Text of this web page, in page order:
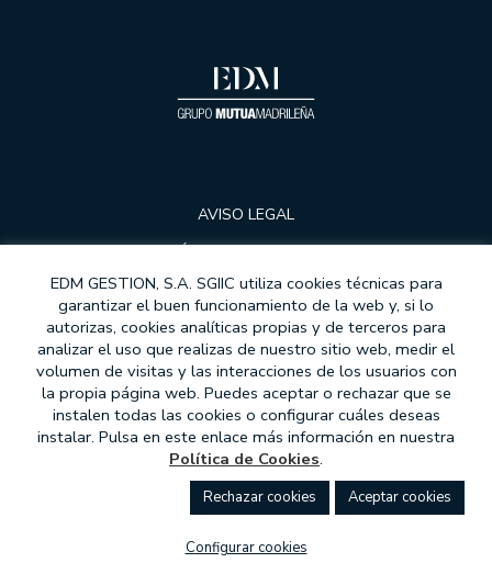
AVISO LEGAL
COOKIES
PROTECCIÓN DE DATOS
MODELOS DE CONTRATOS
MIFID
ATENCIÓN AL CLIENTE
COMPROMISO ÉTICO
CANAL DE DENUNCIAS
EDM GESTION, S.A. SGIIC utiliza cookies técnicas para
garantizar el buen funcionamiento de la web y, si lo
autorizas, cookies analíticas propias y de terceros para
analizar el uso que realizas de nuestro sitio web, medir el
volumen de visitas y las interacciones de los usuarios con
la propia página web. Puedes aceptar o rechazar que se
instalen todas las cookies o configurar cuáles deseas
instalar. Pulsa en este enlace más información en nuestra
Política de Cookies.
aceptar cookies
rechazar cookies
configurar cookies